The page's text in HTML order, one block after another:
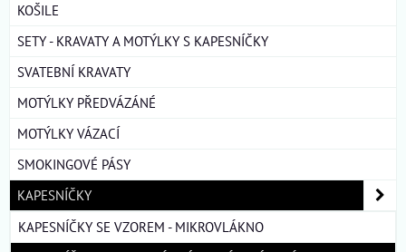
KOŠILE
SETY - KRAVATY A MOTÝLKY S KAPESNÍČKY
SVATEBNÍ KRAVATY
MOTÝLKY PŘEDVÁZÁNÉ
MOTÝLKY VÁZACÍ
SMOKINGOVÉ PÁSY
KAPESNÍČKY
KAPESNÍČKY SE VZOREM - MIKROVLÁKNO